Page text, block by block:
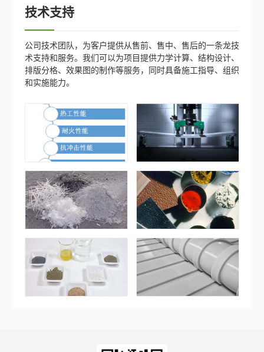
技术支持
公司技术团队，为客户提供从售前、售中、售后的一条龙技
术支持和服务。我们可以为项目提供力学计算、结构设计、
排版分格、效果图的制作等服务，同时具备施工指导、组织
和实施能力。